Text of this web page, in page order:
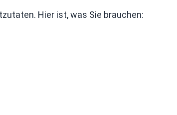
Hier ist, was Sie brauchen: